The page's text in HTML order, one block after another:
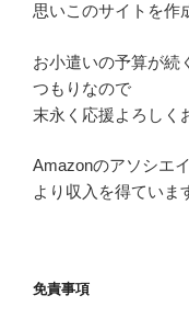
思いこのサイトを作
お小遣いの予算が続
つもりなので
末永く応援よろしく
Amazonのアソシエ
より収入を得ていま
免責事項